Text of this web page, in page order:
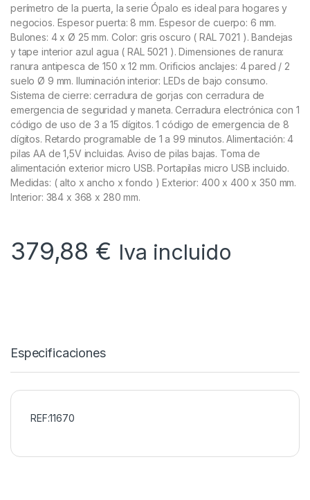
perímetro de la puerta, la serie Ópalo es ideal para hogares y
negocios. Espesor puerta: 8 mm. Espesor de cuerpo: 6 mm.
Bulones: 4 x Ø 25 mm. Color: gris oscuro ( RAL 7021 ). Bandejas
y tape interior azul agua ( RAL 5021 ). Dimensiones de ranura:
ranura antipesca de 150 x 12 mm. Orificios anclajes: 4 pared / 2
suelo Ø 9 mm. Iluminación interior: LEDs de bajo consumo.
Sistema de cierre: cerradura de gorjas con cerradura de
emergencia de seguridad y maneta. Cerradura electrónica con 1
código de uso de 3 a 15 dígitos. 1 código de emergencia de 8
dígitos. Retardo programable de 1 a 99 minutos. Alimentación: 4
pilas AA de 1,5V incluidas. Aviso de pilas bajas. Toma de
alimentación exterior micro USB. Portapilas micro USB incluido.
Medidas: ( alto x ancho x fondo ) Exterior: 400 x 400 x 350 mm.
Interior: 384 x 368 x 280 mm.
379,88 € Iva incluido
Especificaciones
REF:11670